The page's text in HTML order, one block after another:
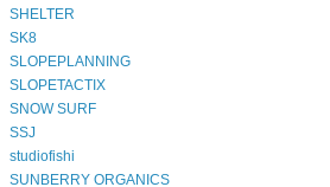
SHELTER
SK8
SLOPEPLANNING
SLOPETACTIX
SNOW SURF
SSJ
studiofishi
SUNBERRY ORGANICS